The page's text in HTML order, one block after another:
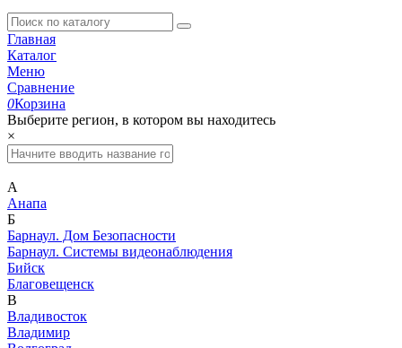
Главная
Каталог
Меню
Сравнение
0Корзина
Выберите регион, в котором вы находитесь
×
А
Анапа
Б
Барнаул. Дом Безопасности
Барнаул. Системы видеонаблюдения
Бийск
Благовещенск
В
Владивосток
Владимир